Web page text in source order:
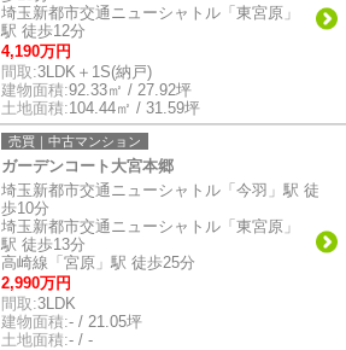
埼玉新都市交通ニューシャトル「東宮原」
駅 徒歩12分
4,190万円
間取:3LDK＋1S(納戸)
建物面積:92.33㎡ / 27.92坪
土地面積:104.44㎡ / 31.59坪
売買｜中古マンション
ガーデンコート大宮本郷
埼玉新都市交通ニューシャトル「今羽」駅 徒
歩10分
埼玉新都市交通ニューシャトル「東宮原」
駅 徒歩13分
高崎線「宮原」駅 徒歩25分
2,990万円
間取:3LDK
建物面積:- / 21.05坪
土地面積:- / -